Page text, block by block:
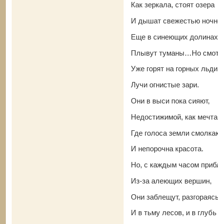
Как зеркала, стоят озера
И дышат свежестью
Еще в синеющих долинах
Плывут туманы…Но
Уже горят на горных
Лучи огнистые зари.
Они в выси пока сияют,
Недостижимой, как
Где голоса земли
И непорочна красота.
Но, с каждым часом
Из-за алеющих вершин,
Они заблещут,
И в тьму лесов, и в